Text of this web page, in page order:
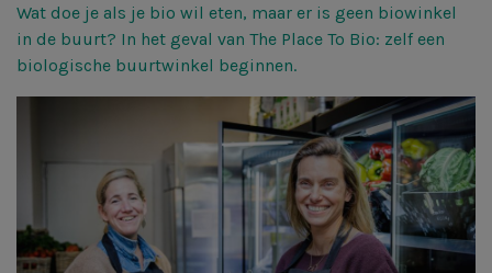
Wat doe je als je bio wil eten, maar er is geen biowinkel
in de buurt? In het geval van The Place To Bio: zelf een
biologische buurtwinkel beginnen.